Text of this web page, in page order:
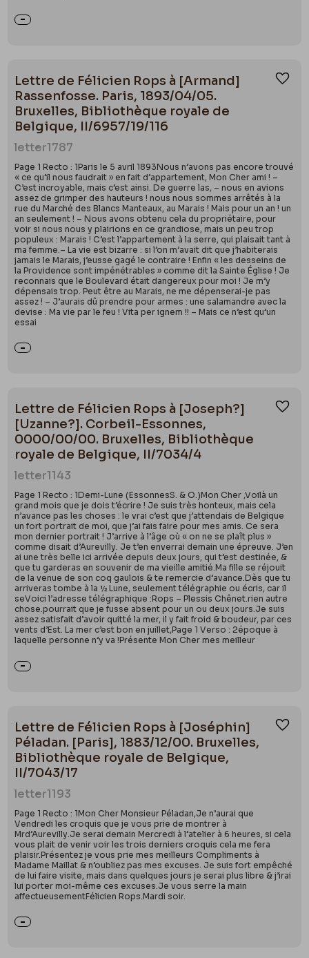
Lettre de Félicien Rops à [Armand]
Rassenfosse. Paris, 1893/04/05.
Bruxelles, Bibliothèque royale de
Belgique, II/6957/19/116
letter1787
Page 1 Recto : 1Paris le 5 avril 1893Nous n’avons pas encore trouvé
« ce qu’il nous faudrait » en fait d’appartement, Mon Cher ami ! –
C’est incroyable, mais c’est ainsi. De guerre las, – nous en avions
assez de grimper des hauteurs ! nous nous sommes arrêtés à la
rue du Marché des Blancs Manteaux, au Marais ! Mais pour un an ! un
an seulement ! – Nous avons obtenu cela du propriétaire, pour
voir si nous nous y plairions en ce grandiose, mais un peu trop
populeux : Marais ! C’est l’appartement à la serre, qui plaisait tant à
ma femme.– La vie est bizarre : si l’on m’avait dit que j’habiterais
jamais le Marais, j’eusse gagé le contraire ! Enfin « les desseins de
la Providence sont impénétrables » comme dit la Sainte Église ! Je
reconnais que le Boulevard était dangereux pour moi ! Je m’y
dépensais trop. Peut être au Marais, ne me dépenserai-je pas
assez ! – J’aurais dû prendre pour armes : une salamandre avec la
devise : Ma vie par le feu ! Vita per ignem !! – Mais ce n’est qu’un
essai
Lettre de Félicien Rops à [Joseph?]
[Uzanne?]. Corbeil-Essonnes,
0000/00/00. Bruxelles, Bibliothèque
royale de Belgique, II/7034/4
letter1143
Page 1 Recto : 1Demi-Lune (EssonnesS. & O.)Mon Cher ,Voilà un
grand mois que je dois t’écrire ! Je suis très honteux, mais cela
n’avance pas les choses : le vrai c’est que j’attendais de Belgique
un fort portrait de moi, que j’ai fais faire pour mes amis. Ce sera
mon dernier portrait ! J’arrive à l’âge où « on ne se plaît plus »
comme disait d’Aurevilly. Je t’en enverrai demain une épreuve. J’en
ai une très belle ici arrivée depuis deux jours, qui t’est destinée, &
que tu garderas en souvenir de ma vieille amitié.Ma fille se réjouit
de la venue de son coq gaulois & te remercie d’avance.Dès que tu
arriveras tombe à la ½ Lune, seulement télégraphie ou écris, car il
seVoici l’adresse télégraphique :Rops – Plessis Chênet.rien autre
chose.pourrait que je fusse absent pour un ou deux jours.Je suis
assez satisfait d’avoir quitté la mer, il y fait froid & boudeur, par ces
vents d’Est. La mer c’est bon en juillet,Page 1 Verso : 2époque à
laquelle personne n’y va !Présente Mon Cher mes meilleur
Lettre de Félicien Rops à [Joséphin]
Péladan. [Paris], 1883/12/00. Bruxelles,
Bibliothèque royale de Belgique,
II/7043/17
letter1193
Page 1 Recto : 1Mon Cher Monsieur Péladan,Je n’aurai que
Vendredi les croquis que je vous prie de montrer à
Mrd’Aurevilly.Je serai demain Mercredi à l’atelier à 6 heures, si cela
vous plait de venir voir les trois derniers croquis cela me fera
plaisir.Présentez je vous prie mes meilleurs Compliments à
Madame Maillat & n’oubliez pas mes excuses. Je suis fort empêché
de lui faire visite, mais dans quelques jours je serai plus libre & j’irai
lui porter moi-même ces excuses.Je vous serre la main
affectueusementFélicien Rops.Mardi soir.